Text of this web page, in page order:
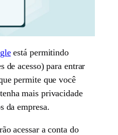
está permitindo
de acesso) para entrar
permite que você
mais privacidade
da empresa.
acessar a conta do